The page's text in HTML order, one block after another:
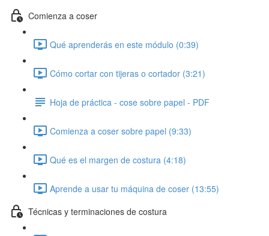
Comienza a coser
Qué aprenderás en este módulo (0:39)
Cómo cortar con tijeras o cortador (3:21)
Hoja de práctica - cose sobre papel - PDF
Comienza a coser sobre papel (9:33)
Qué es el margen de costura (4:18)
Aprende a usar tu máquina de coser (13:55)
Técnicas y terminaciones de costura